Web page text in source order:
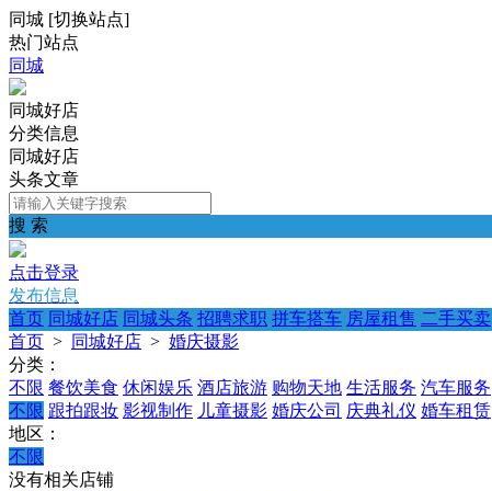
同城 [切换站点]
热门站点
同城
同城好店
分类信息
同城好店
头条文章
搜 索
点击登录
发布信息
首页 同城好店 同城头条 招聘求职 拼车搭车 房屋租售 二手买卖
首页 > 同城好店 > 婚庆摄影
分类：
不限 餐饮美食 休闲娱乐 酒店旅游 购物天地 生活服务 汽车服务
不限 跟拍跟妆 影视制作 儿童摄影 婚庆公司 庆典礼仪 婚车租赁
地区：
不限
没有相关店铺